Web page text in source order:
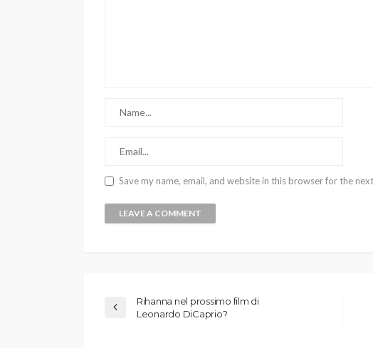
Save my name, email, and website in this browser for the
Rihanna nel prossimo film di
Leonardo DiCaprio?